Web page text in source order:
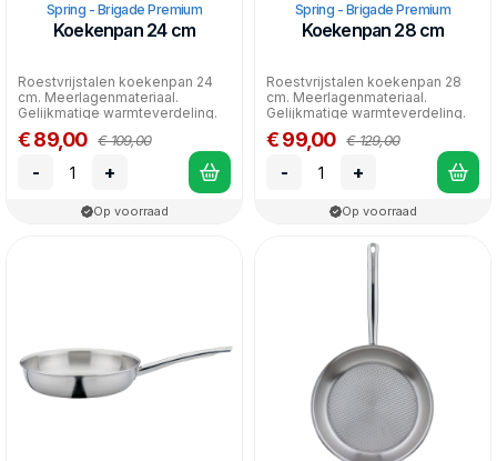
Spring - Brigade Premium
Koekenpan 24 cm
Roestvrijstalen koekenpan 24
cm. Meerlagenmateriaal.
Gelijkmatige warmteverdeling.
Geschikt voor alle war...
€ 89,00 € 109,00
- +
Op voorraad
Spring - Brigade Premium
Koekenpan 28 cm
Roestvrijstalen koekenpan 28
cm. Meerlagenmateriaal.
Gelijkmatige warmteverdeling.
Geschikt voor alle war...
€ 99,00 € 129,00
- +
Op voorraad